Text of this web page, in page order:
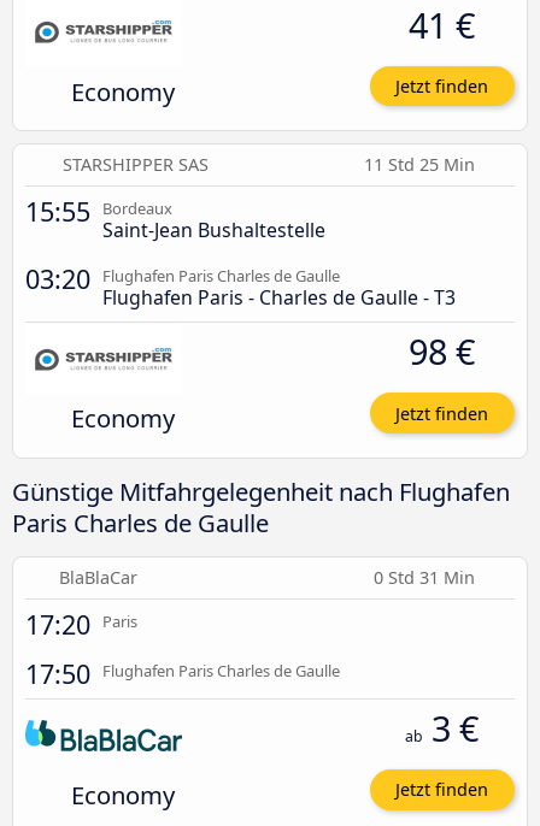
Economy
41 €
Jetzt finden
STARSHIPPER SAS 11 Std 25 Min
15:55 Bordeaux
Saint-Jean Bushaltestelle
03:20 Flughafen Paris Charles de Gaulle
Flughafen Paris - Charles de Gaulle - T3
Economy
98 €
Jetzt finden
Günstige Mitfahrgelegenheit nach Flughafen
Paris Charles de Gaulle
BlaBlaCar 0 Std 31 Min
17:20 Paris
17:50 Flughafen Paris Charles de Gaulle
Economy
ab 3 €
Jetzt finden